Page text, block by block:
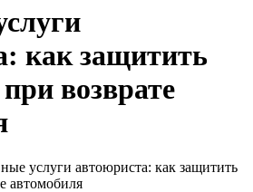
как защитить
возврате
услуги автоюриста: как защитить
автомобиля